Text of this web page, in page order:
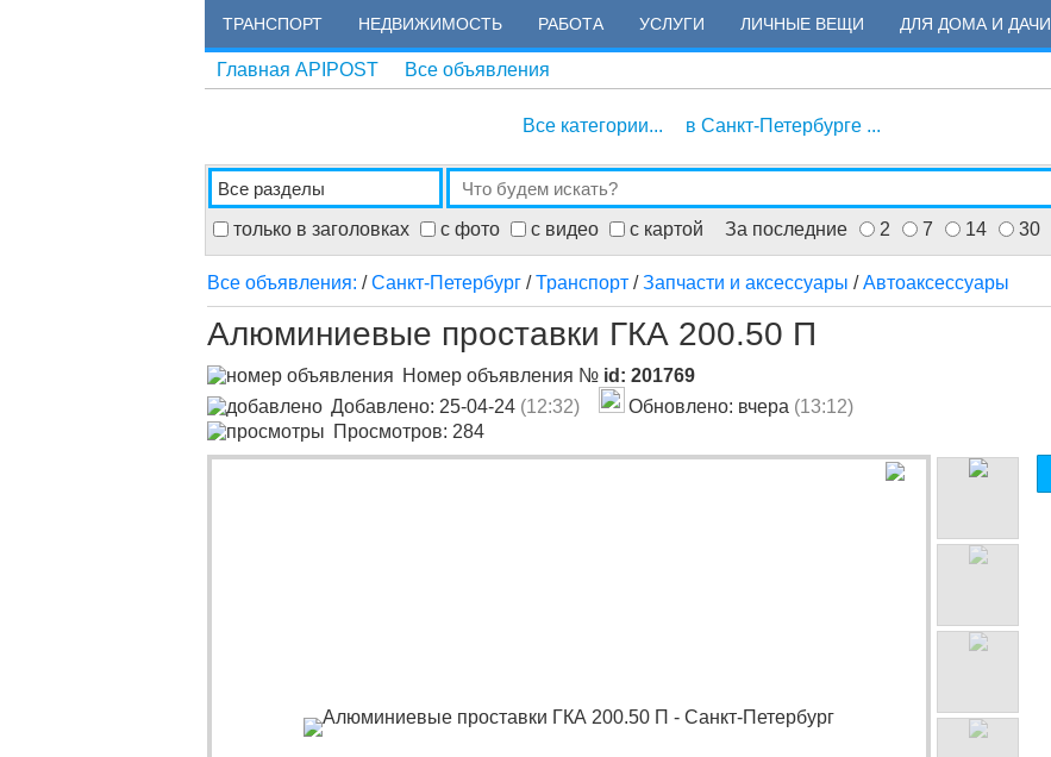
ТРАНСПОРТ НЕДВИЖИМОСТЬ РАБОТА УСЛУГИ ЛИЧНЫЕ ВЕЩИ ДЛЯ ДОМА И ДАЧИ
Главная APIPOST Все объявления
Все категории... в Санкт-Петербурге ...
только в заголовках с фото с видео с картой За последние 2 7 14 30
Все объявления: /Санкт-Петербург /Транспорт /Запчасти и аксессуары /Автоаксессуары
Алюминиевые проставки ГКА 200.50 П
Номер объявления № id: 201769
Добавлено: 25-04-24 (12:32) Обновлено: вчера (13:12)
Просмотров: 284